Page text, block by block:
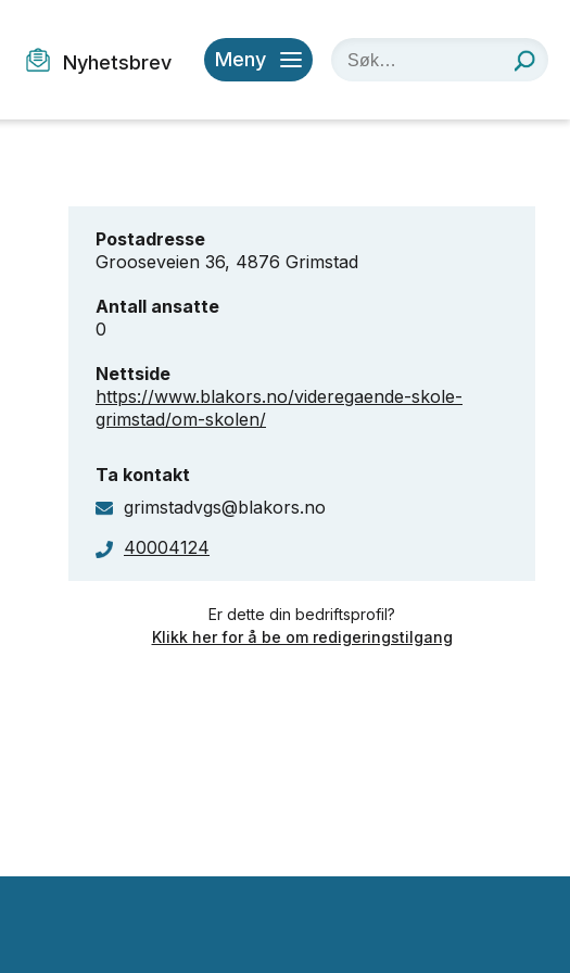
Nyhetsbrev Meny
Postadresse
Grooseveien 36, 4876 Grimstad
Antall ansatte
0
Nettside
https://www.blakors.no/videregaende-skole-
grimstad/om-skolen/
Ta kontakt
grimstadvgs@blakors.no
40004124
Er dette din bedriftsprofil?
Klikk her for å be om redigeringstilgang